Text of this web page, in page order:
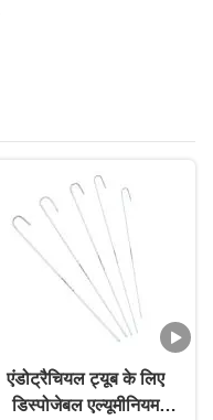
एंडोट्रैचियल ट्यूब के लिए
डिस्पोजेबल एल्यूमीनियम